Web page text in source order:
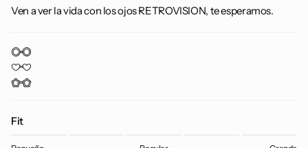
Ven a ver la vida con los ojos RETROVISION, te esperamos.
Fit